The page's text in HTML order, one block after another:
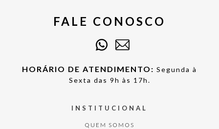
FALE CONOSCO
HORÁRIO DE ATENDIMENTO: Segunda à
Sexta das 9h às 17h.
INSTITUCIONAL
QUEM SOMOS